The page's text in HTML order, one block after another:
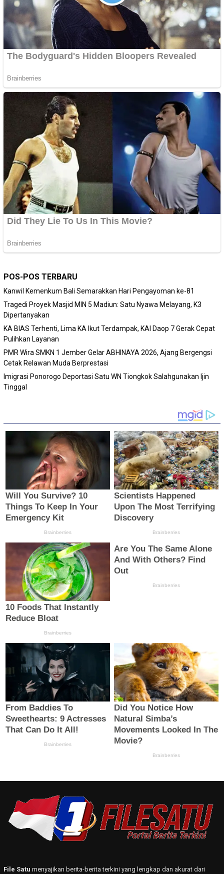
POS-POS TERBARU
Kanwil Kemenkum Bali Semarakkan Hari Pengayoman ke-81
Tragedi Proyek Masjid MIN 5 Madiun: Satu Nyawa Melayang, K3
Dipertanyakan
KA BIAS Terhenti, Lima KA Ikut Terdampak, KAI Daop 7 Gerak Cepat
Pulihkan Layanan
PMR Wira SMKN 1 Jember Gelar ABHINAYA 2026, Ajang Bergengsi
Cetak Relawan Muda Berprestasi
Imigrasi Ponorogo Deportasi Satu WN Tiongkok Salahgunakan Ijin
Tinggal
File Satu menyajikan berita-berita terkini yang lengkap dan akurat dari